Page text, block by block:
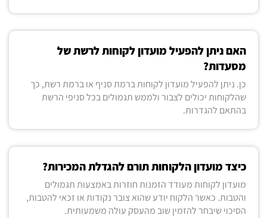
האם ניתן להפעיל מועדון לקוחות לרשת של
מסעדות?
כן. ניתן להפעיל מועדון לקוחות ברמת סניף או ברמת רשת, כך
שהלקוחות יכולים לצבור ולממש תגמולים בכל סניפי הרשת
בהתאם להגדרות.
כיצד מועדון הלקוחות תורם להגדלת המכירות?
מועדון לקוחות מעודד הזמנות חוזרות באמצעות תגמולים
והטבות. כאשר הלקוח יודע שהוא צובר נקודות או זכאי להטבות,
הסיכוי שיבחר להזמין שוב מהעסק עולה משמעותית.